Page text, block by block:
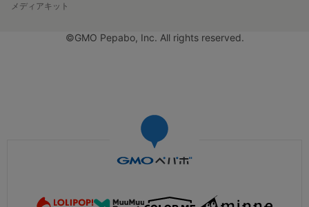
メディアキット
©GMO Pepabo, Inc. All rights reserved.